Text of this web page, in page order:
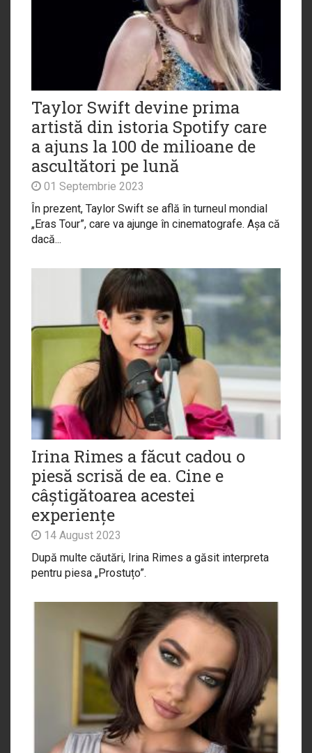
Taylor Swift devine prima
artistă din istoria Spotify care
a ajuns la 100 de milioane de
ascultători pe lună
01 Septembrie 2023
În prezent, Taylor Swift se află în turneul mondial
„Eras Tour”, care va ajunge în cinematografe. Așa că
dacă...
Irina Rimes a făcut cadou o
piesă scrisă de ea. Cine e
câștigătoarea acestei
experiențe
14 August 2023
După multe căutări, Irina Rimes a găsit interpreta
pentru piesa „Prostuțo”.